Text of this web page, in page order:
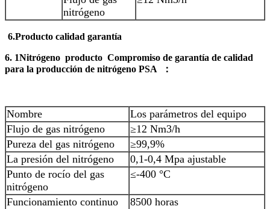
nitrógeno
6.Producto calidad garantía
6. 1Nitrógeno producto Compromiso de garantía de calidad
para la producción de nitrógeno PSA
：
Nombre
Los parámetros del equipo
Flujo de gas nitrógeno
≥12 Nm3/h
Pureza del gas nitrógeno
≥99,9%
La presión del nitrógeno
0,1-0,4 Mpa ajustable
Punto de rocío del gas
nitrógeno
≤-400 °C
Funcionamiento continuo
8500 horas